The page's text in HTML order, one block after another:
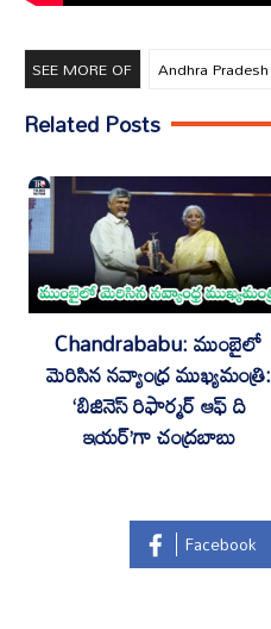
SEE MORE OF Andhra Pradesh
Related Posts
Chandrababu: ముంబైలో
మెరిసిన నవ్యాంధ్ర ముఖ్యమంత్రి:
‘బిజినెస్ రిఫార్మర్ ఆఫ్ ది
ఇయర్’గా చంద్రబాబు
Facebook